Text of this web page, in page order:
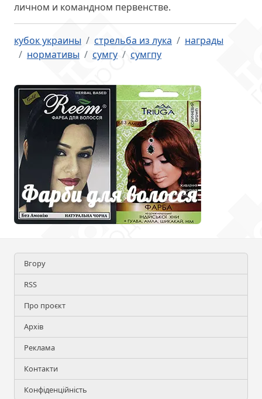
личном и командном первенстве.
кубок украины стрельба из лука
награды
нормативы
сумгу сумгпу
Вгору
RSS
Про проєкт
Архів
Реклама
Контакти
Конфіденційність